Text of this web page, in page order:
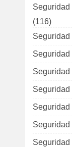
(116)
Seguridad
Seguridad
Seguridad
Seguridad
Seguridad